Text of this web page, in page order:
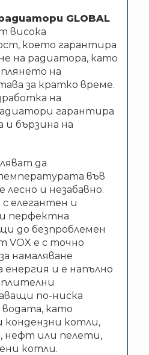
GLOBAL
висока
което гарантира
на радиатора, като
на
за кратко време.
на
гарантира
и бързина на
да
във
и незабавно.
елегантен и
перфектна
до безпроблемен
VOX е с точно
намаляване
енергия и е напълно
по-ниска
като
котли,
нефт или пелети,
котли.